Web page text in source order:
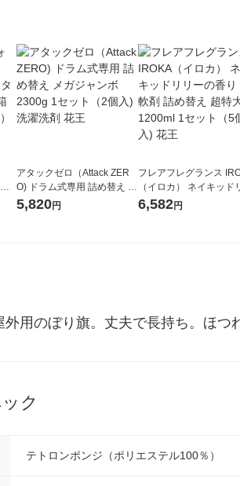
アタックゼロ（Attack ZER
O) ドラム式専用 詰め替え メ
ガジャンボ 2300g 1セット
5,820円
フレアフレグランス
（イロカ） ネイキッド
ーの香り 柔軟剤 詰め替
6,582円
外用のぼり旗。丈夫で長持ち。ほつ
ク
テトロンポンジ（ポリエステル100％）